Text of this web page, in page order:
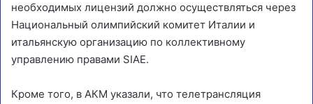
необходимых лицензий должно осуществляться через
Национальный олимпийский комитет Италии и
итальянскую организацию по коллективному
управлению правами SIAE.
Кроме того, в АКМ указали, что телетрансляция